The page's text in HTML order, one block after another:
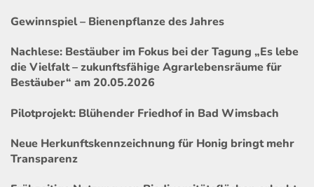
Gewinnspiel – Bienenpflanze des Jahres
Nachlese: Bestäuber im Fokus bei der Tagung „Es lebe
die Vielfalt – zukunftsfähige Agrarlebensräume für
Bestäuber“ am 20.05.2026
Pilotprojekt: Blühender Friedhof in Bad Wimsbach
Neue Herkunftskennzeichnung für Honig bringt mehr
Transparenz